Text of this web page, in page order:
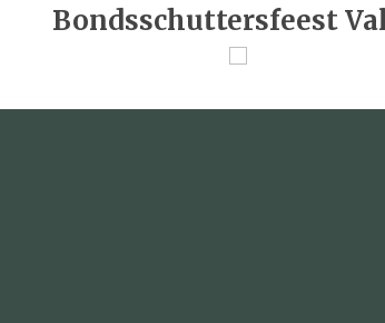
Bondsschuttersfeest